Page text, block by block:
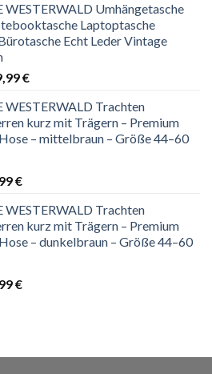
Umhängetasche
Laptoptasche
Echt Leder Vintage
€
€Aktueller
ist:
199,99 €.
Trachten
kurz mit Trägern – Premium
– mittelbraun – Größe 44–60
€
€Aktueller
ist:
64,99 €.
Trachten
kurz mit Trägern – Premium
– dunkelbraun – Größe 44–60
€Aktueller